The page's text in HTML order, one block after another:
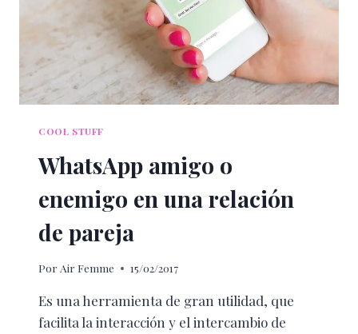
COOL STUFF
WhatsApp amigo o
enemigo en una relación
de pareja
Por Air Femme 15/02/2017
Es una herramienta de gran utilidad, que
facilita la interacción y el intercambio de